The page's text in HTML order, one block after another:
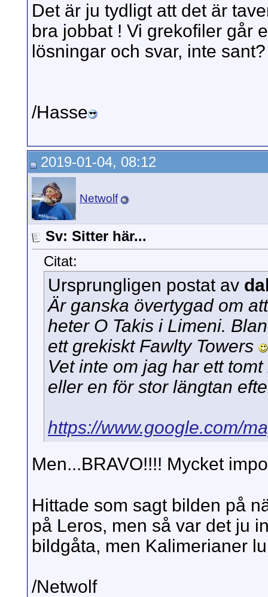
Det är ju tydligt att det är
bra jobbat ! Vi grekofiler går
lösningar och svar, inte sant?
/Hasse
2019-01-04, 08:12
Netwolf
Sv: Sitter här...
Citat:
Ursprungligen postat av
Är ganska övertygad om
heter O Takis i Limeni.
ett grekiskt Fawlty Towers
Vet inte om jag har ett
eller en för stor längtan
https://www.google.com/
Men...BRAVO!!!! Mycket
Hittade som sagt bilden på
på Leros, men så var det ju
bildgåta, men Kalimerianer
/Netwolf